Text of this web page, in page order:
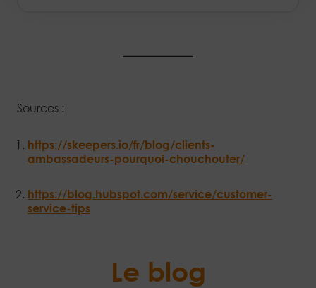
Sources :
https://skeepers.io/fr/blog/clients-
ambassadeurs-pourquoi-chouchouter/
https://blog.hubspot.com/service/customer-
service-tips
Le blog